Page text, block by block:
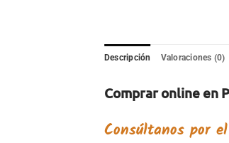
Descripción Valoraciones (0)
Comprar online en
Consúltanos por